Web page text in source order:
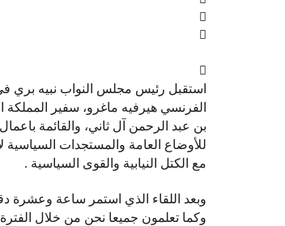
استقبل رئيس مجلس النواب نبيه بري في
الفرنسي هيرفيه ماغرو، سفير
بن عبد الرحمن آل ثاني، والقائمة
للأوضاع العامة والمستجدات السياسية
مع الكتل النيابية والقوى السياسية .
وبعد اللقاء الذي استمر ساعة وعشرة
وكما تعلمون جميعا نحن من خلال الفترة